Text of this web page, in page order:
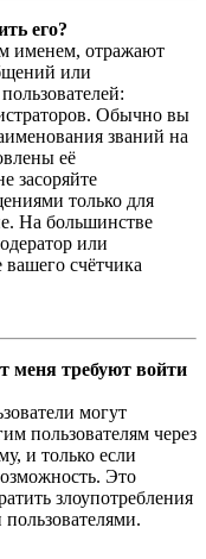
его?
именем, отражают
или
Обычно вы
званий на
её
засоряйте
только для
На большинстве
или
вашего счётчика
меня требуют войти
могут
пользователям через
и только если
Это
злоупотребления